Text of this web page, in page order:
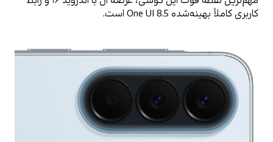
کاربری کاملاً بهینه‌شده One UI 8.5 است.